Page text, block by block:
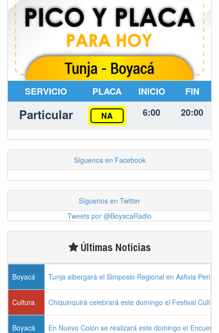
SERVICIO PLACA INICIO FIN
Particular NA 6:00 20:00
Síguenos en Facebook
Síguenos en Twitter
Tweets por @BoyacaRadio
Últimas Noticias
Boyacá Tunja albergará el Simposio Regional en Asfixia
Cultura Chiquinquirá celebrará este domingo el Festival
Boyacá En Nuevo Colón se realizará este domingo el